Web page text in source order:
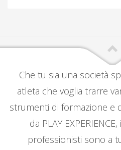
Che tu sia una società
atleta che voglia trarre
strumenti di formazione e
da PLAY
professionisti sono a